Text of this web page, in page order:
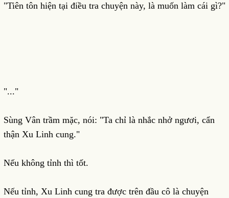
"Tiên tôn hiện tại điều tra chuyện này, là muốn làm cái gì?"
"..."
Sùng Vân trầm mặc, nói: "Ta chỉ là nhắc nhở ngươi, cẩn
thận Xu Linh cung."
Nếu không tỉnh thì tốt.
Nếu tỉnh, Xu Linh cung tra được trên đầu cô là chuyện